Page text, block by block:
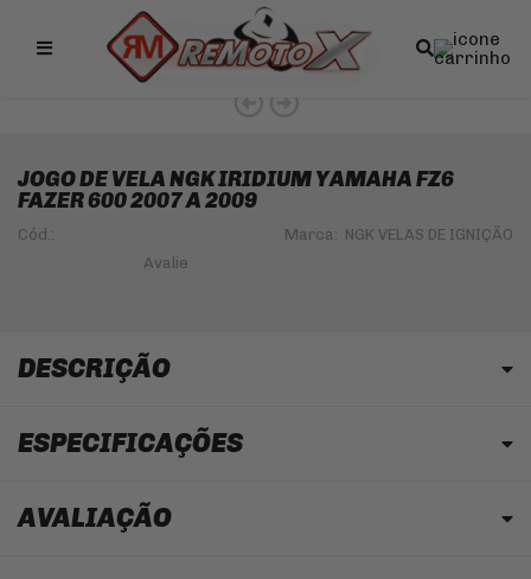
Remotox
JOGO DE VELA NGK IRIDIUM YAMAHA FZ6
FAZER 600 2007 A 2009
Cód.: Marca: NGK VELAS DE IGNIÇÃO
DESCRIÇÃO
ESPECIFICAÇÕES
AVALIAÇÃO